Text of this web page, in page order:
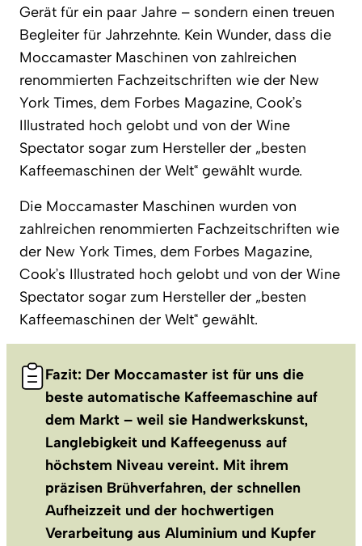
Gerät für ein paar Jahre – sondern einen treuen
Begleiter für Jahrzehnte. Kein Wunder, dass die
Moccamaster Maschinen von zahlreichen
renommierten Fachzeitschriften wie der New
York Times, dem Forbes Magazine, Cook’s
Illustrated hoch gelobt und von der Wine
Spectator sogar zum Hersteller der „besten
Kaffeemaschinen der Welt“ gewählt wurde.
Die Moccamaster Maschinen wurden von
zahlreichen renommierten Fachzeitschriften wie
der New York Times, dem Forbes Magazine,
Cook’s Illustrated hoch gelobt und von der Wine
Spectator sogar zum Hersteller der „besten
Kaffeemaschinen der Welt“ gewählt.
Fazit: Der Moccamaster ist für uns die
beste automatische Kaffeemaschine auf
dem Markt – weil sie Handwerkskunst,
Langlebigkeit und Kaffeegenuss auf
höchstem Niveau vereint. Mit ihrem
präzisen Brühverfahren, der schnellen
Aufheizzeit und der hochwertigen
Verarbeitung aus Aluminium und Kupfer